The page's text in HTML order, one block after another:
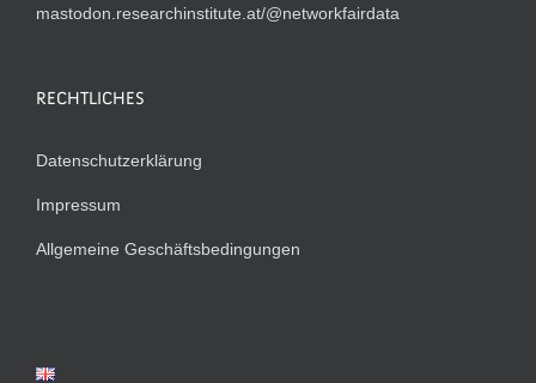
mastodon.researchinstitute.at/@networkfairdata
RECHTLICHES
Datenschutzerklärung
Impressum
Allgemeine Geschäftsbedingungen